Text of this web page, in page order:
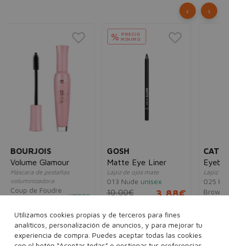
GOSH
Matte Eye Liner
Lápiz de ojos mate
013 Nude
10,00€ 3,88€
CATRICE
Eyebrow Stylist
Lápiz de cejas
025 Perfect
Brown
Ver más...
‹ ›
Utilizamos cookies propias y de terceros para fines
analíticos, personalización de anuncios, y para mejorar tu
experiencia de compra. Puedes aceptar todas las cookies